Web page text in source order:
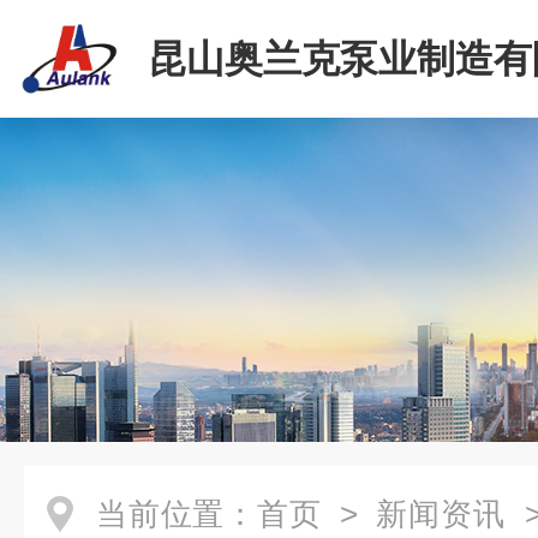
昆山奥兰克泵业制造
当前位置： 首页 > 新闻资讯